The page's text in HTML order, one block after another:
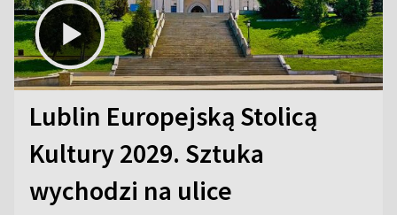
Lublin Europejską Stolicą
Kultury 2029. Sztuka
wychodzi na ulice